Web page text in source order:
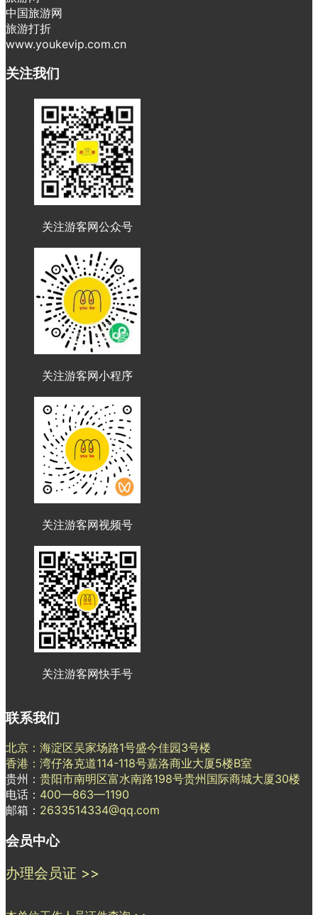
中国旅游网
旅游打折
www.youkevip.com.cn
关注我们
关注游客网公众号
关注游客网小程序
关注游客网视频号
关注游客网快手号
联系我们
北京：海淀区吴家场路1号盛今佳园3号楼
香港：湾仔洛克道114-118号嘉洛商业大厦5楼B室
贵州： 贵阳市南明区富水南路198号贵州国际商城大厦30楼
电话： 400—863—1190
邮箱： 2633514334@qq.com
会员中心
办理会员证 >>